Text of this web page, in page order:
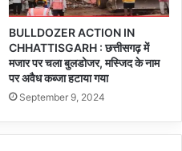
BULLDOZER ACTION IN
CHHATTISGARH : छत्तीसगढ़ में
मजार पर चला बुलडोजर, मस्जिद के नाम
पर अवैध कब्जा हटाया गया
September 9, 2024